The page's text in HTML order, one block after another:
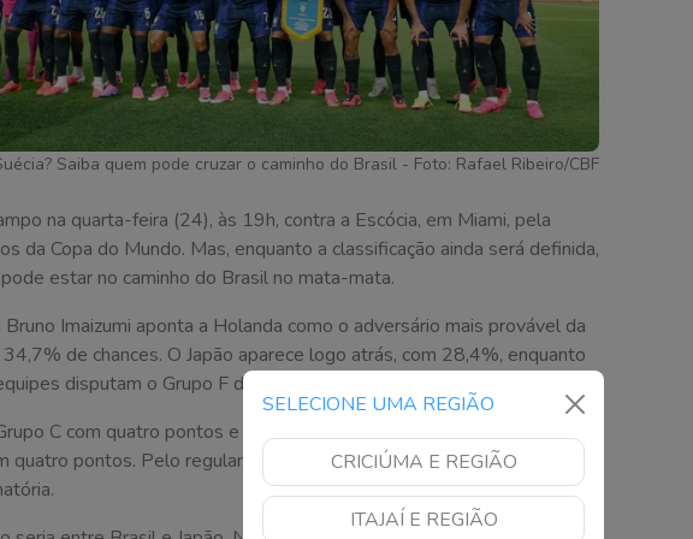
SELECIONE UMA REGIÃO
CRICIÚMA E REGIÃO
ITAJAÍ E REGIÃO
Saiba quem pode cruzar o caminho do Brasil - Foto: Rafael Ribeiro/CBF
na quarta-feira (24), às 19h, contra a Escócia, em Miami, pela
da Copa do Mundo. Mas, enquanto a classificação ainda será definida,
estar no caminho do Brasil no mata-mata.
Imaizumi aponta a Holanda como o adversário mais provável da
de chances. O Japão aparece logo atrás, com 28,4%, enquanto
disputam o Grupo F da competição.
C com quatro pontos e saldo de três gols. O Marrocos ocupa a
quatro pontos. Pelo regulamento, o líder do Grupo C enfrenta o vice-